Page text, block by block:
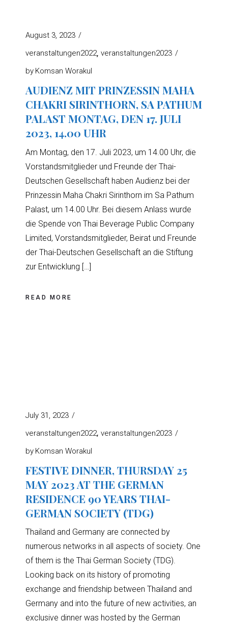
August 3, 2023
veranstaltungen2022 veranstaltungen2023
by Komsan Worakul
AUDIENZ MIT PRINZESSIN MAHA
CHAKRI SIRINTHORN, SA PATHUM
PALAST MONTAG, DEN 17. JULI
2023, 14.00 UHR
Am Montag, den 17. Juli 2023, um 14.00 Uhr, die
Vorstandsmitglieder und Freunde der Thai-
Deutschen Gesellschaft haben Audienz bei der
Prinzessin Maha Chakri Sirinthorn im Sa Pathum
Palast, um 14.00 Uhr. Bei diesem Anlass wurde
die Spende von Thai Beverage Public Company
Limited, Vorstandsmitglieder, Beirat und Freunde
der Thai-Deutschen Gesellschaft an die Stiftung
zur Entwicklung […]
READ MORE
July 31, 2023
veranstaltungen2022 veranstaltungen2023
by Komsan Worakul
FESTIVE DINNER, THURSDAY 25
MAY 2023 AT THE GERMAN
RESIDENCE 90 YEARS THAI-
GERMAN SOCIETY (TDG)
Thailand and Germany are connected by
numerous networks in all aspects of society. One
of them is the Thai German Society (TDG).
Looking back on its history of promoting
exchange and friendship between Thailand and
Germany and into the future of new activities, an
exclusive dinner was hosted by the German